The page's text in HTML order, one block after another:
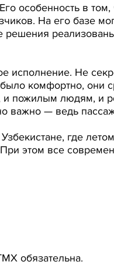
особенность в том,
На его базе
решения
исполнение. Не
комфортно, они
и пожилым людям, и
важно — ведь
где
этом все
обязательна.